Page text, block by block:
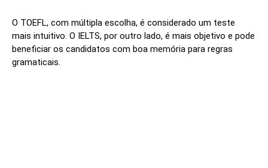
O TOEFL, com múltipla escolha, é considerado um teste
mais intuitivo. O IELTS, por outro lado, é mais objetivo e pode
beneficiar os candidatos com boa memória para regras
gramaticais.